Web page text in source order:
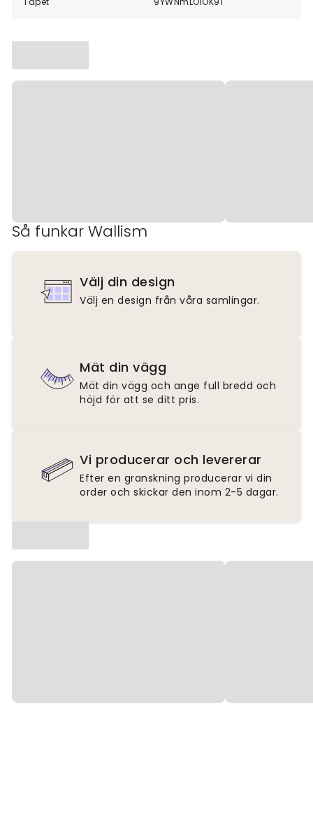
Så funkar Wallism
Välj din design
Välj en design från våra samlingar.
Mät din vägg
Mät din vägg och ange full bredd och
höjd för att se ditt pris.
Vi producerar och levererar
Efter en granskning producerar vi din
order och skickar den inom 2-5 dagar.